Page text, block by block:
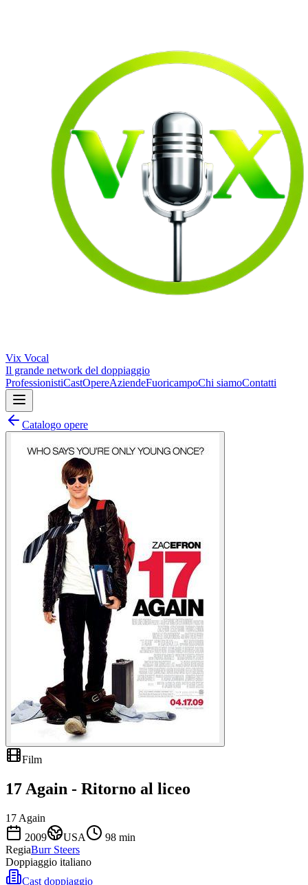
Vix Vocal
Il grande network del doppiaggio
ProfessionistiCastOpereAziendeFuoricampoChi siamoContatti
Catalogo opere
Film
17 Again - Ritorno al liceo
17 Again
2009
USA 98 min
RegiaBurr Steers
Doppiaggio italiano
Cast doppiaggio